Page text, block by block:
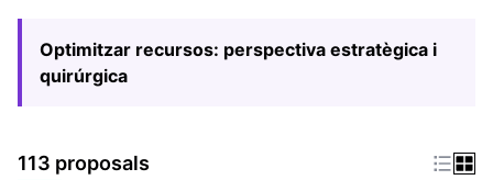
Optimitzar recursos: perspectiva estratègica i
quirúrgica
113 proposals